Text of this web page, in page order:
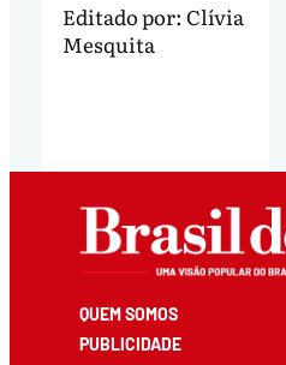
Editado por: Clívia
Mesquita
QUEM SOMOS
PUBLICIDADE